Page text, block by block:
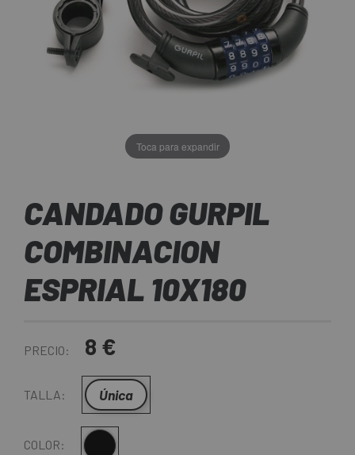
Toca para expandir
CANDADO GURPIL
COMBINACION
ESPRIAL 10X180
PRECIO: 8 €
TALLA: Única
COLOR: Negro